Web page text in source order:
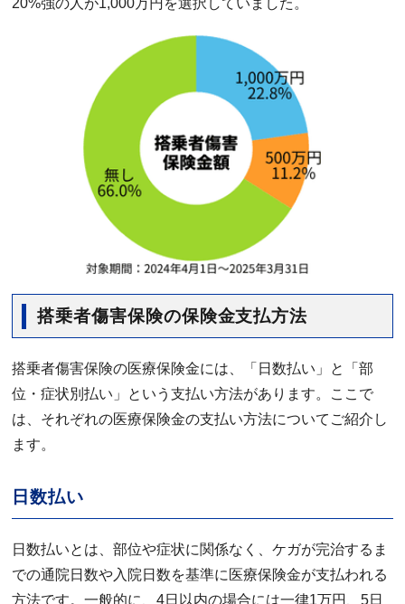
20%強の人が1,000万円を選択していました。
搭乗者傷害保険の保険金支払方法
搭乗者傷害保険の医療保険金には、「日数払い」と「部
位・症状別払い」という支払い方法があります。ここで
は、それぞれの医療保険金の支払い方法についてご紹介し
ます。
日数払い
日数払いとは、部位や症状に関係なく、ケガが完治するま
での通院日数や入院日数を基準に医療保険金が支払われる
方法です。一般的に、4日以内の場合には一律1万円、5日